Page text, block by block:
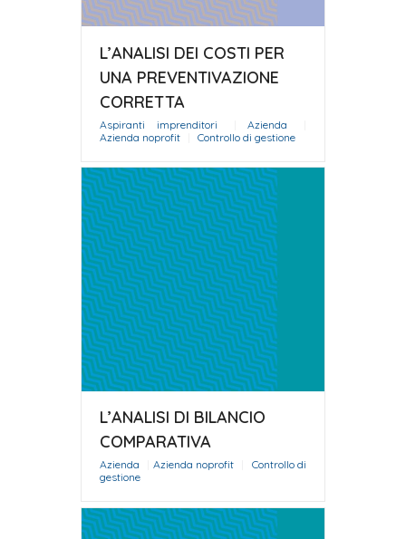
L’ANALISI DEI COSTI PER
UNA PREVENTIVAZIONE
CORRETTA
Aspiranti imprenditori |Azienda
Azienda noprofit
Controllo di gestione
L’ANALISI DI BILANCIO
COMPARATIVA
Azienda Azienda noprofit
Controllo di
gestione